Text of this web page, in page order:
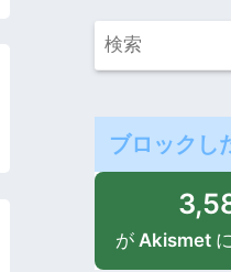
ブロックし
が Akismet